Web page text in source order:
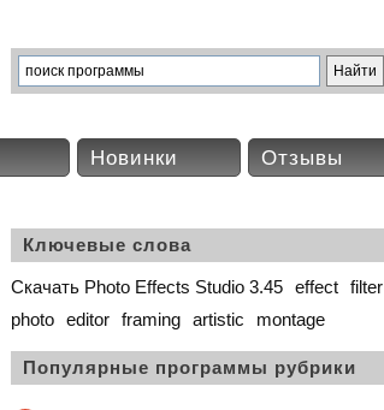
Новинки Отзывы
Ключевые слова
Скачать Photo Effects Studio 3.45 effect filter
photo editor framing artistic montage
Популярные программы рубрики